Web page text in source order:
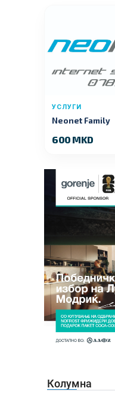
УСЛУГИ
Neonet Family
600 MKD
Колумна